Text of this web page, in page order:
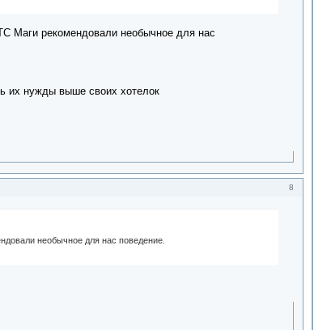
Маги рекомендовали необычное для нас
их нужды выше своих хотелок
8
необычное для нас поведение.